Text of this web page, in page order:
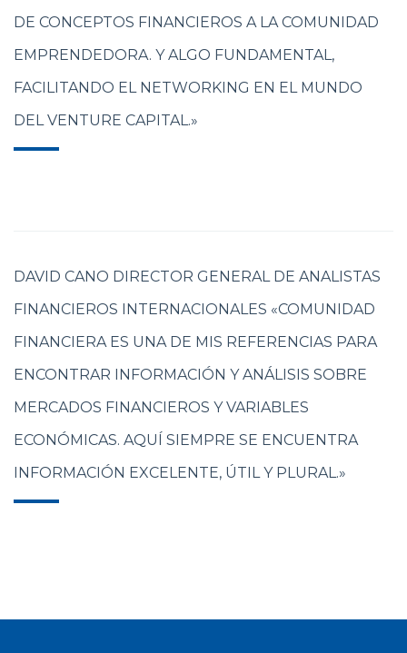
DE CONCEPTOS FINANCIEROS A LA COMUNIDAD
EMPRENDEDORA. Y ALGO FUNDAMENTAL,
FACILITANDO EL NETWORKING EN EL MUNDO
DEL VENTURE CAPITAL.»
DAVID CANO DIRECTOR GENERAL DE ANALISTAS
FINANCIEROS INTERNACIONALES «COMUNIDAD
FINANCIERA ES UNA DE MIS REFERENCIAS PARA
ENCONTRAR INFORMACIÓN Y ANÁLISIS SOBRE
MERCADOS FINANCIEROS Y VARIABLES
ECONÓMICAS. AQUÍ SIEMPRE SE ENCUENTRA
INFORMACIÓN EXCELENTE, ÚTIL Y PLURAL.»